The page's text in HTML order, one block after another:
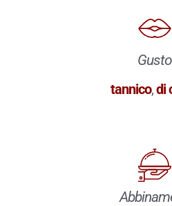
Gusto
tannico,di